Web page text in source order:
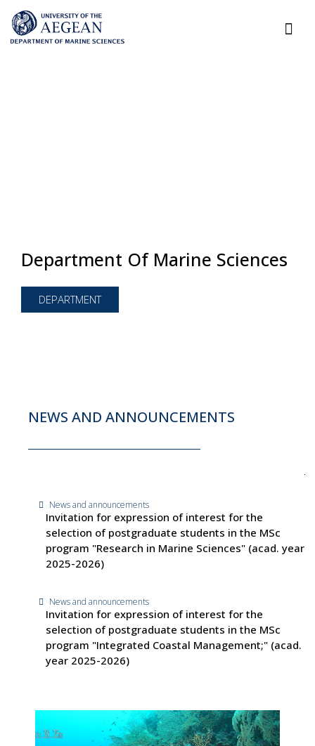
Department Of Marine Sciences
DEPARTMENT
NEWS AND ANNOUNCEMENTS
News and announcements
Invitation for expression of interest for the
selection of postgraduate students in the MSc
program "Research in Marine Sciences" (acad. year
2025-2026)
News and announcements
Invitation for expression of interest for the
selection of postgraduate students in the MSc
program "Integrated Coastal Management;" (acad.
year 2025-2026)